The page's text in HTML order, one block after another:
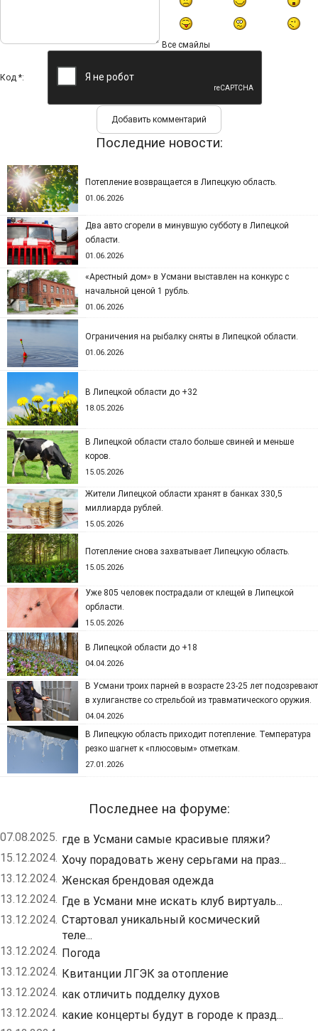
Все смайлы
Код *:
Последние новости:
Потепление возвращается в Липецкую область.
01.06.2026
Два авто сгорели в минувшую субботу в Липецкой
области.
01.06.2026
«Арестный дом» в Усмани выставлен на конкурс с
начальной ценой 1 рубль.
01.06.2026
Ограничения на рыбалку сняты в Липецкой области.
01.06.2026
В Липецкой области до +32
18.05.2026
В Липецкой области стало больше свиней и меньше
коров.
15.05.2026
Жители Липецкой области хранят в банках 330,5
миллиарда рублей.
15.05.2026
Потепление снова захватывает Липецкую область.
15.05.2026
Уже 805 человек пострадали от клещей в Липецкой
орбласти.
15.05.2026
В Липецкой области до +18
04.04.2026
В Усмани троих парней в возрасте 23-25 лет подозревают
в хулиганстве со стрельбой из травматического оружия.
04.04.2026
В Липецкую область приходит потепление. Температура
резко шагнет к «плюсовым» отметкам.
27.01.2026
Последнее на форуме:
07.08.2025. где в Усмани самые красивые пляжи?
15.12.2024. Хочу порадовать жену серьгами на праз...
13.12.2024. Женская брендовая одежда
13.12.2024. Где в Усмани мне искать клуб виртуаль...
13.12.2024. Стартовал уникальный космический
теле...
13.12.2024. Погода
13.12.2024. Квитанции ЛГЭК за отопление
13.12.2024. как отличить подделку духов
13.12.2024. какие концерты будут в городе к празд...